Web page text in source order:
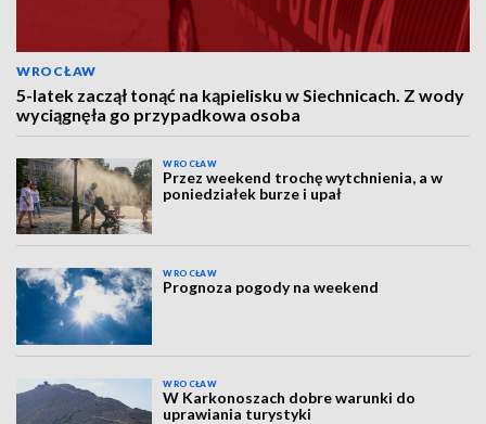
WROCŁAW
5-latek zaczął tonąć na kąpielisku w Siechnicach. Z wody
wyciągnęła go przypadkowa osoba
WROCŁAW
Przez weekend trochę wytchnienia, a w
poniedziałek burze i upał
WROCŁAW
Prognoza pogody na weekend
WROCŁAW
W Karkonoszach dobre warunki do
uprawiania turystyki